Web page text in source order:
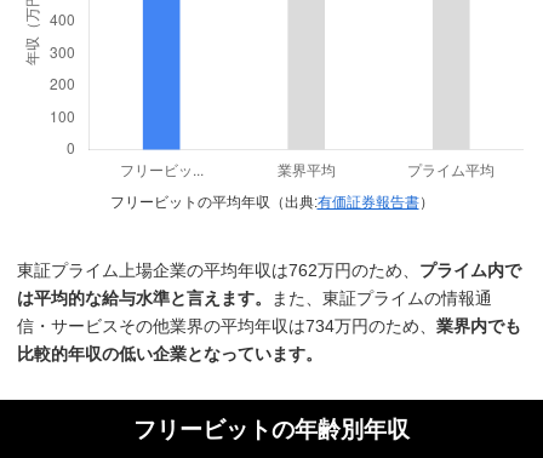
フリービットの平均年収（出典:有価証券報告書）
東証プライム上場企業の平均年収は762万円のため、 プライム内で
は平均的な給与水準と言えます。
また、東証プライムの情報通
信・サービスその他業界の平均年収は734万円のため、業界内でも
比較的年収の低い企業となっています。
フリービットの年齢別年収